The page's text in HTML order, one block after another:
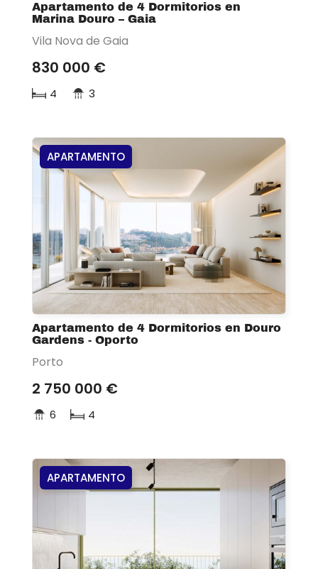
Apartamento de 4 Dormitorios en
Marina Douro – Gaia
Vila Nova de Gaia
830 000 €
4 3
APARTAMENTO
Apartamento de 4 Dormitorios en Douro
Gardens - Oporto
Porto
2 750 000 €
6 4
APARTAMENTO